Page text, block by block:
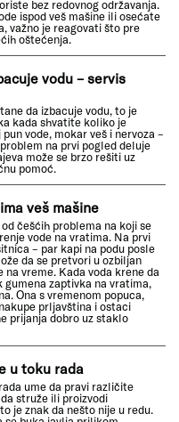
bez redovnog održavanja.
ispod veš mašine ili osećate
važno je reagovati što pre
oštećenja.
vodu – servis
da izbacuje vodu, to je
kada shvatite koliko je
vode, mokar veš i nervoza –
na prvi pogled deluje
može se brzo rešiti uz
pomoć.
veš mašine
češćih problema na koji se
vode na vratima. Na prvi
– par kapi na podu posle
da se pretvori u ozbiljan
na vreme. Kada voda krene da
gumena zaptivka na vratima,
Ona s vremenom popuca,
prljavština i ostaci
prijanja dobro uz staklo
u toku rada
ume da pravi različite
struže ili proizvodi
je znak da nešto nije u redu.